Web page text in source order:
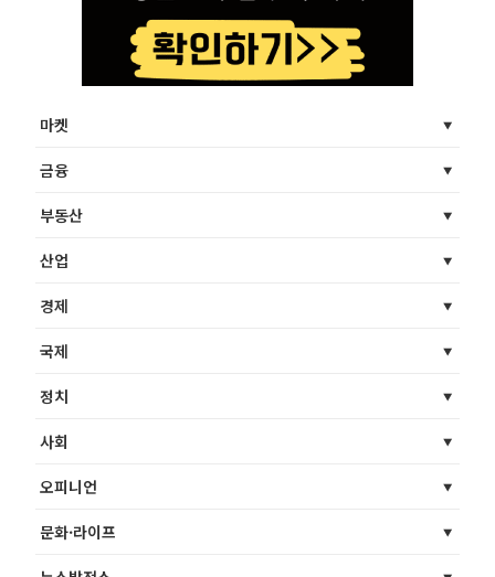
마켓
금융
부동산
산업
경제
국제
정치
사회
오피니언
문화·라이프